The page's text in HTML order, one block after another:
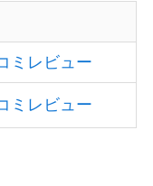
ミレビュー
ミレビュー